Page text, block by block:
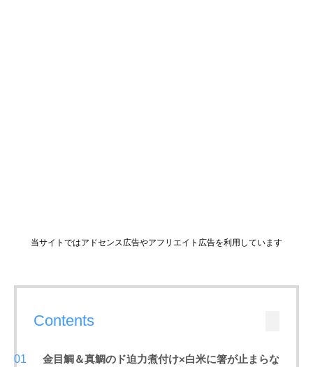
当サイトではアドセンス広告やアフリエイト広告を利用しています
Contents
金目鯛＆真鯛のド迫力煮付け×白米に箸が止まらな